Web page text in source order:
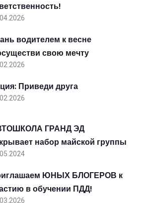
водителем к весне
свою мечту
Приведи друга
ГРАНД ЭД
набор майской группы
ЮНЫХ БЛОГЕРОВ к
в обучении ПДД!